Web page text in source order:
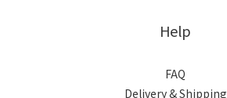
Help
FAQ
Delivery & Shipping